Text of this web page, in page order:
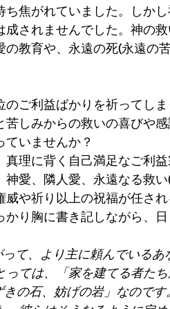
ち焦がれていました。しか
成されませんでした。神の
の教育や、永遠の死(永遠の
のご利益ばかりを祈ってし
苦しみからの救いの喜びや
ていませんか？
真理に背く自己満足なご利
神愛、隣人愛、永遠なる救
威や祈り以上の祝福が任さ
り胸に書き記しながら、
って、より主に頼んでいる
っては、「家を建てる者た
きの石、妨げの岩」なので